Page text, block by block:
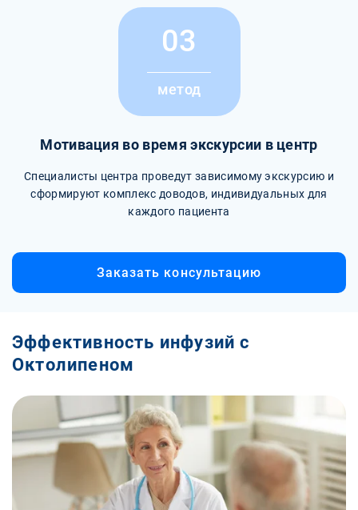
03
метод
Мотивация во время экскурсии в центр
Специалисты центра проведут зависимому экскурсию и
сформируют комплекс доводов, индивидуальных для
каждого пациента
Заказать консультацию
Эффективность инфузий с
Октолипеном